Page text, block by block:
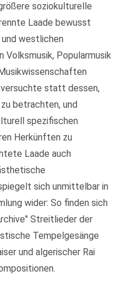
soziokulturelle
Laade bewusst
westlichen
Volksmusik, Popularmusik
statt dessen,
betrachten, und
spezifischen
Herkünften zu
Laade auch
sich unmittelbar in
wider: So finden sich
Streitlieder der
Tempelgesänge
und algerischer Rai